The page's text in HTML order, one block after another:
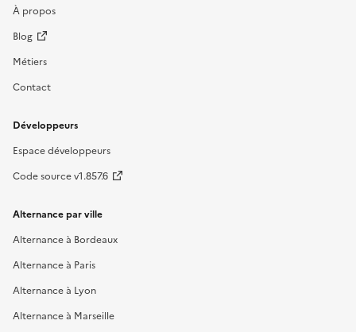
À propos
Blog
Métiers
Contact
Développeurs
Espace développeurs
Code source v1.857.6
Alternance par ville
Alternance à Bordeaux
Alternance à Paris
Alternance à Lyon
Alternance à Marseille